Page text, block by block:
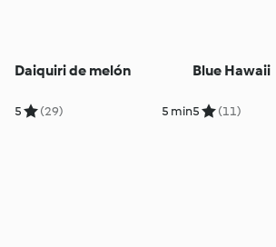
Daiquiri de melón
5 (29) 5 min
Blue Hawaii
5 (11)